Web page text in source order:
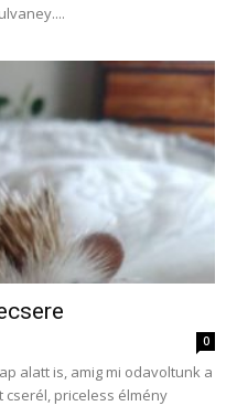
0
alatt is, amig mi odavoltunk a
priceless élmény